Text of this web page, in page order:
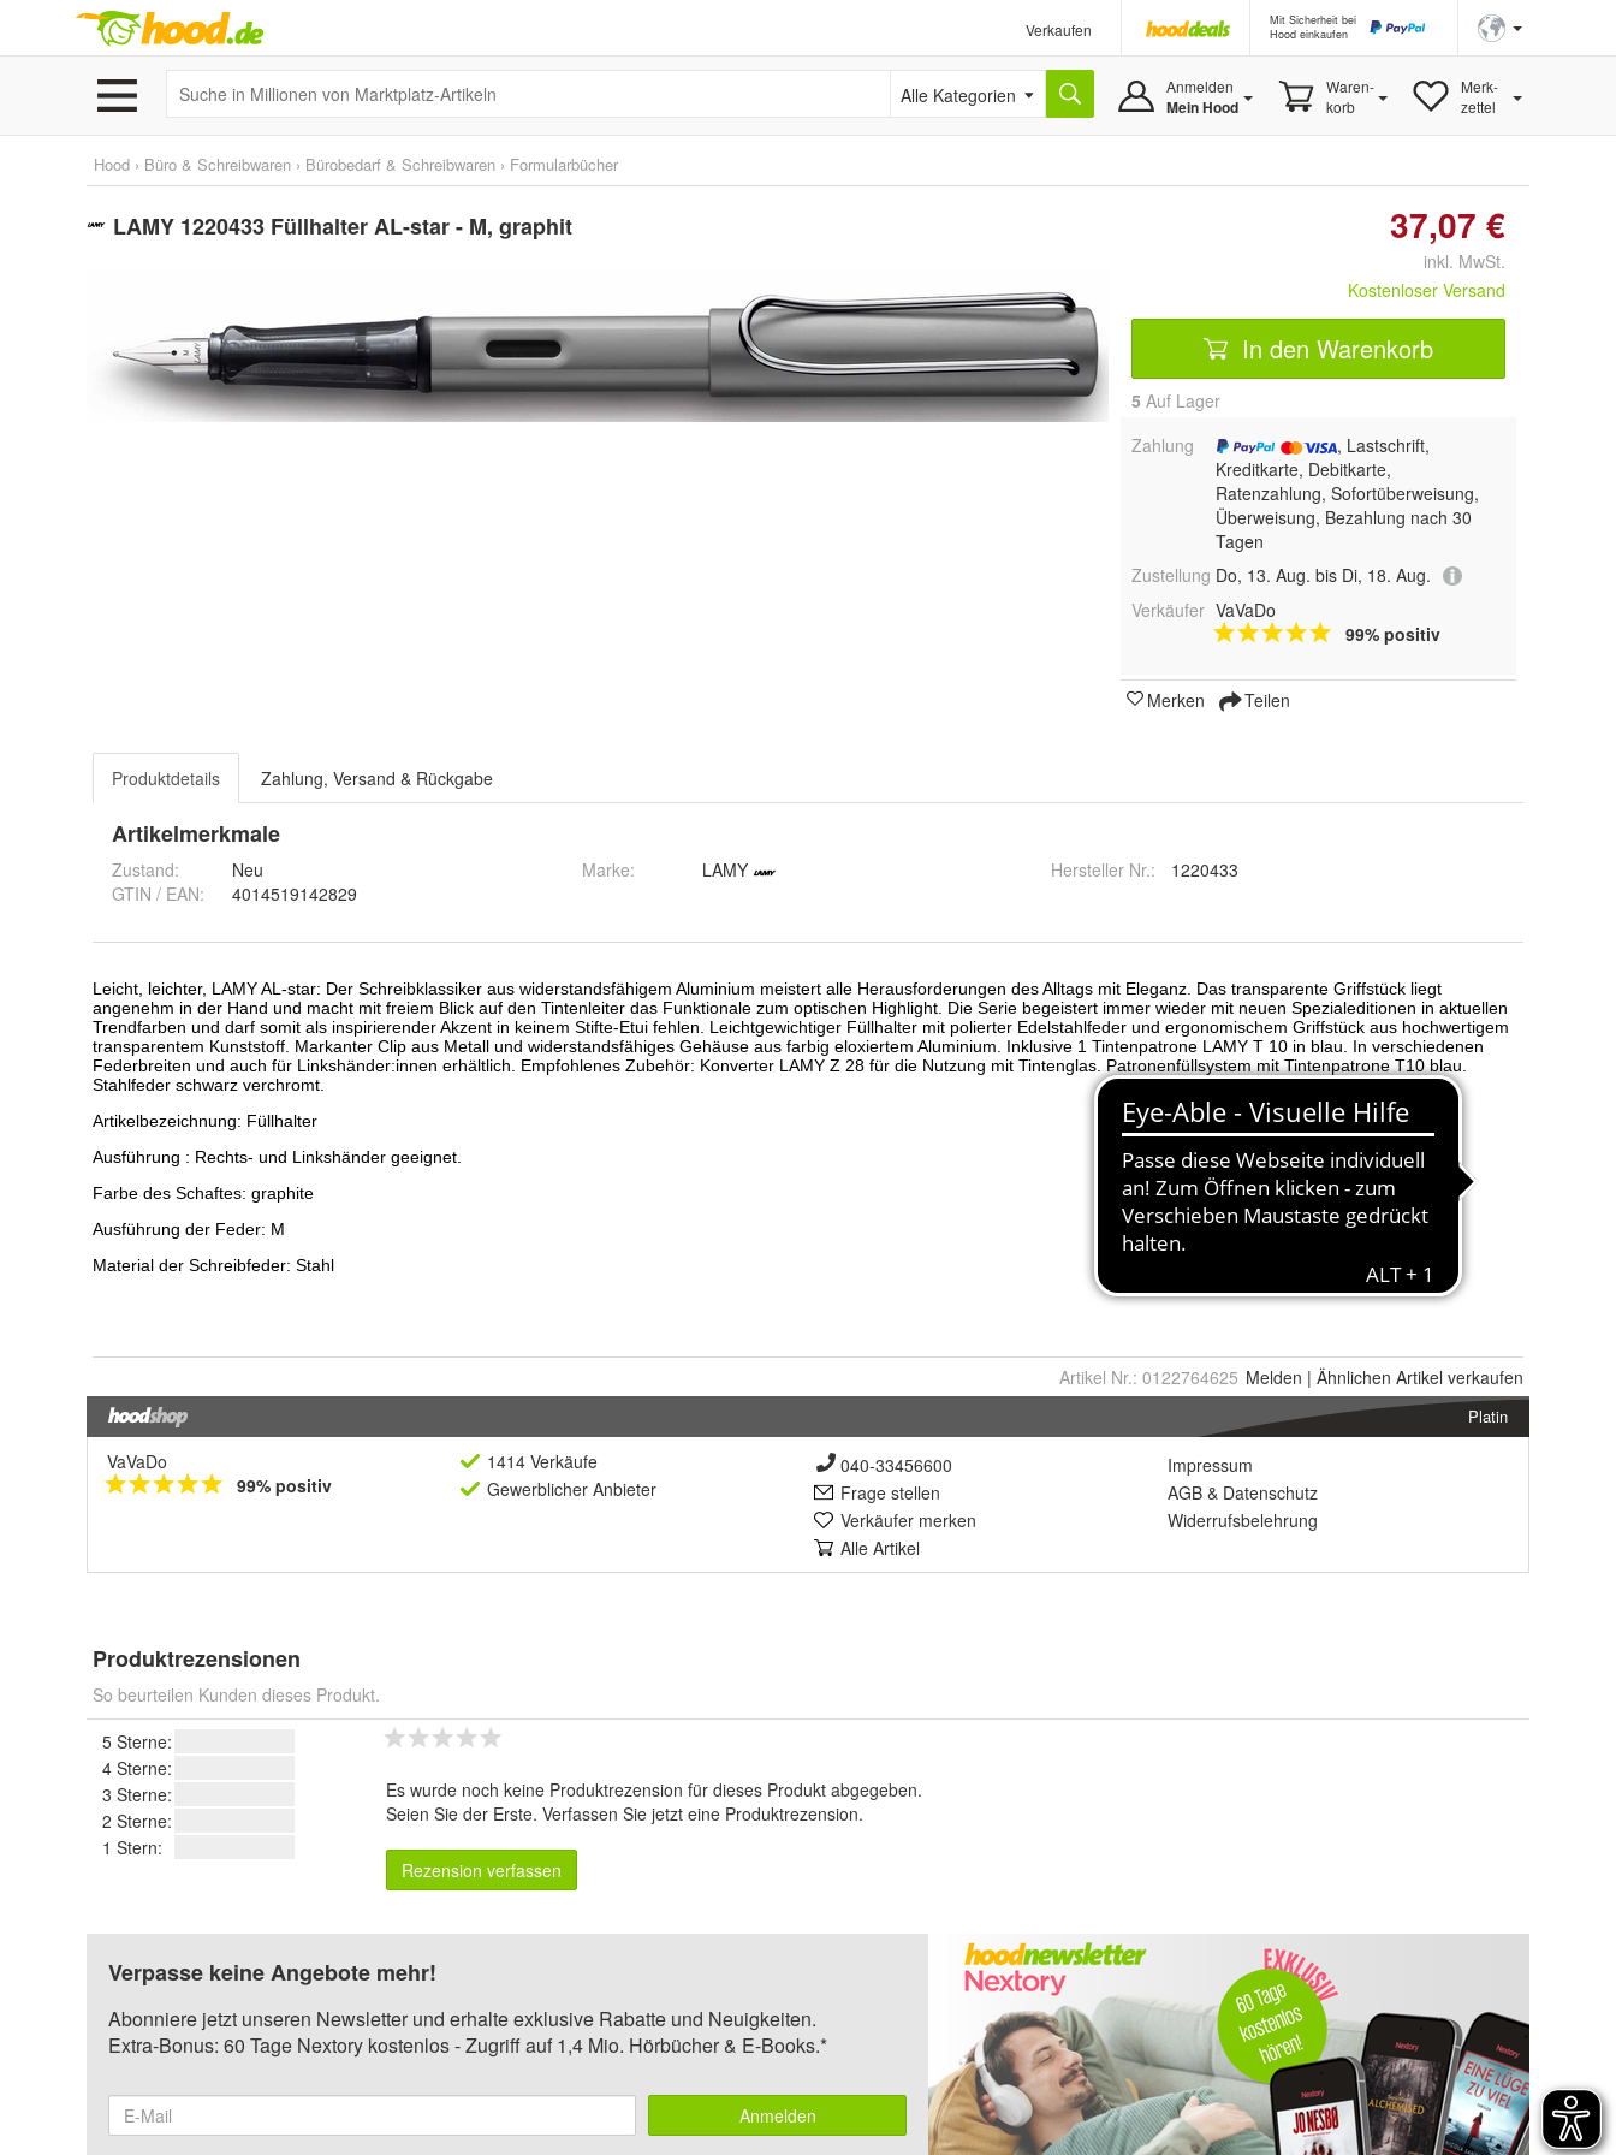
Verkaufen
Mit Sicherheit bei
Hood einkaufen
Alle Kategorien Anmelden
Mein Hood
Waren-
korb
Merk-
zettel
Hood › Büro & Schreibwaren › Bürobedarf & Schreibwaren › Formularbücher
LAMY 1220433 Füllhalter AL-star - M, graphit 37,07 €
inkl. MwSt.
Kostenloser Versand
In den Warenkorb
5 Auf Lager
Zahlung
, Lastschrift,
Kreditkarte, Debitkarte,
Ratenzahlung, Sofortüberweisung,
Überweisung, Bezahlung nach 30
Tagen
Zustellung Do, 13. Aug. bis Di, 18. Aug.
Verkäufer VaVaDo
99% positiv
Merken Teilen
Produktdetails Zahlung, Versand & Rückgabe
Artikelmerkmale
Zustand:
Neu
GTIN / EAN:
4014519142829
Marke: LAMY Hersteller Nr.: 1220433
Artikel Nr.: 0122764625 Melden | Ähnlichen Artikel verkaufen
Platin
VaVaDo
99% positiv
1414 Verkäufe
Gewerblicher Anbieter
040-33456600
Frage stellen
Verkäufer merken
Alle Artikel
Impressum
AGB & Datenschutz
Widerrufsbelehrung
Produktrezensionen
So beurteilen Kunden dieses Produkt.
5 Sterne:
4 Sterne:
3 Sterne:
2 Sterne:
1 Stern:
Es wurde noch keine Produktrezension für dieses Produkt abgegeben.
Seien Sie der Erste. Verfassen Sie jetzt eine Produktrezension.
Rezension verfassen
Verpasse keine Angebote mehr!
Abonniere jetzt unseren Newsletter und erhalte exklusive Rabatte und Neuigkeiten.
Extra-Bonus: 60 Tage Nextory kostenlos - Zugriff auf 1,4 Mio. Hörbücher & E-Books.*
Anmelden